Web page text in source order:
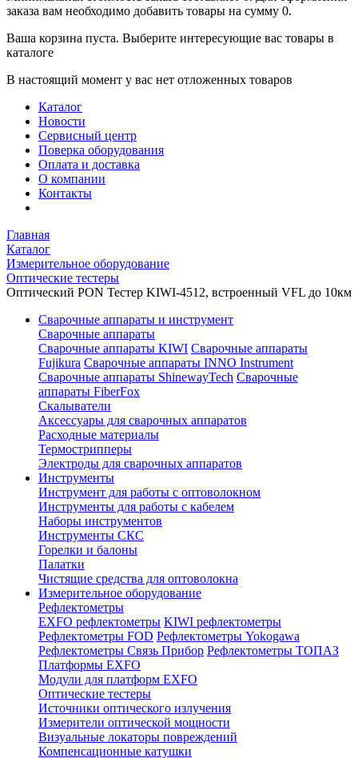
заказа вам необходимо добавить товары на сумму 0.
Ваша корзина пуста. Выберите интересующие вас товары в
каталоге
В настоящий момент у вас нет отложенных товаров
Каталог
Новости
Сервисный центр
Поверка оборудования
Оплата и доставка
О компании
Контакты
Главная
Каталог
Измерительное оборудование
Оптические тестеры
Оптический PON Тестер KIWI-4512, встроенный VFL до 10км
Сварочные аппараты и инструмент
Сварочные аппараты
Сварочные аппараты KIWI Сварочные аппараты
Fujikura Сварочные аппараты INNO Instrument
Сварочные аппараты ShinewayTech Cварочные
аппараты FiberFox
Скалыватели
Аксессуары для сварочных аппаратов
Расходные материалы
Термострипперы
Электроды для сварочных аппаратов
Инструменты
Инструмент для работы с оптоволокном
Инструменты для работы с кабелем
Наборы инструментов
Инструменты СКС
Горелки и балоны
Палатки
Чистящие средства для оптоволокна
Измерительное оборудование
Рефлектометры
EXFO рефлектометры KIWI рефлектометры
Рефлектометры FOD Рефлектометры Yokogawa
Рефлектометры Связь Прибор Рефлектометры ТОПАЗ
Платформы EXFO
Модули для платформ EXFO
Оптические тестеры
Источники оптического излучения
Измерители оптической мощности
Визуальные локаторы повреждений
Компенсационные катушки